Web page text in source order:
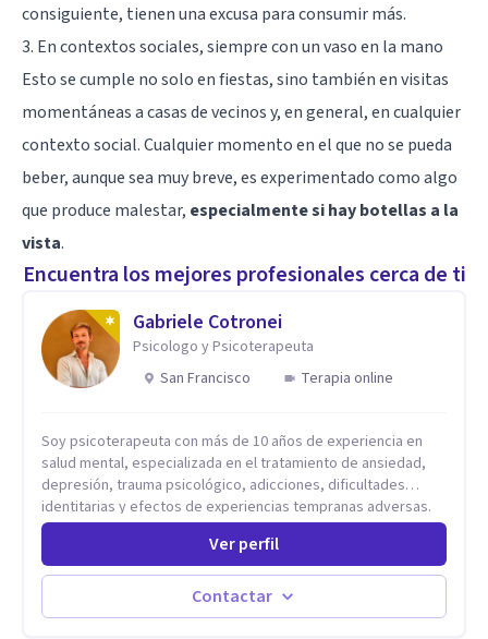
consiguiente, tienen una excusa para consumir más.
3. En contextos sociales, siempre con un vaso en la mano
Esto se cumple no solo en fiestas, sino también en visitas
momentáneas a casas de vecinos y, en general, en cualquier
contexto social. Cualquier momento en el que no se pueda
beber, aunque sea muy breve, es experimentado como algo
que produce malestar, especialmente si hay botellas a la
vista.
Encuentra los mejores profesionales cerca de ti
Gabriele Cotronei
Psicologo y Psicoterapeuta
San Francisco
Terapia online
Soy psicoterapeuta con más de 10 años de experiencia en
salud mental, especializada en el tratamiento de ansiedad,
depresión, trauma psicológico, adicciones, dificultades
identitarias y efectos de experiencias tempranas adversas.
Ofrezco un espacio terapéutico seguro, confidencial y
profundamente humano, donde el dolor emocional puede
transformarse en autoconocimiento, regulación emocional y
psicoanálisis, terapia somática y de trauma, psicología
Ver perfil
Contactar